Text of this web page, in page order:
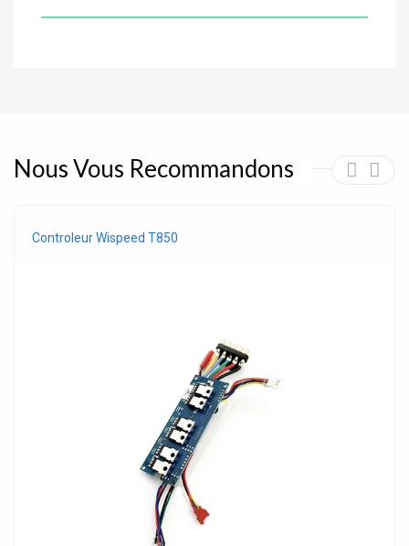
Nous Vous Recommandons
Controleur Wispeed T850